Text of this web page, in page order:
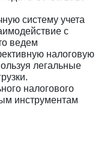
систему учета
с
ведем
налоговую
легальные
налогового
инструментам